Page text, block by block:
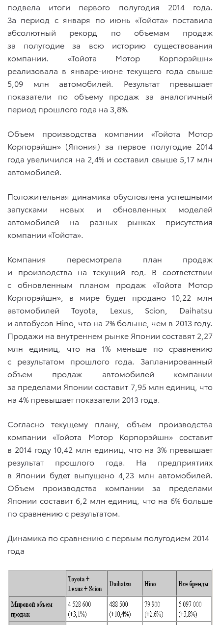
подвела итоги первого полугодия 2014 года.
За период с января по июнь «Тойота» поставила
абсолютный рекорд по объемам продаж
за полугодие за всю историю существования
компании. «Тойота Мотор Корпорэйшн»
реализовала в январе-июне текущего года свыше
5,09 млн автомобилей. Результат превышает
показатели по объему продаж за аналогичный
период прошлого года на 3,8%.
Объем производства компании «Тойота Мотор
Корпорэйшн» (Япония) за первое полугодие 2014
года увеличился на 2,4% и составил свыше 5,17 млн
автомобилей.
Положительная динамика обусловлена успешными
запусками новых и обновленных моделей
автомобилей на разных рынках присутствия
компании «Тойота».
Компания пересмотрела план продаж
и производства на текущий год. В соответствии
с обновленным планом продаж «Тойота Мотор
Корпорэйшн», в мире будет продано 10,22 млн
автомобилей Toyota, Lexus, Scion, Daihatsu
и автобусов Hino, что на 2% больше, чем в 2013 году.
Продажи на внутреннем рынке Японии составят 2,27
млн единиц, что на 1% меньше по сравнению
с результатом прошлого года. Запланированный
объем продаж автомобилей компании
за пределами Японии составит 7,95 млн единиц, что
на 4% превышает показатели 2013 года.
Согласно текущему плану, объем производства
компании «Тойота Мотор Корпорэйшн» составит
в 2014 году 10,42 млн единиц, что на 3% превышает
результат прошлого года. На предприятиях
в Японии будет выпущено 4,23 млн автомобилей.
Объем производства компании за пределами
Японии составит 6,2 млн единиц, что на 6% больше
по сравнению с результатом.
Динамика по сравнению с первым полугодием 2014
года